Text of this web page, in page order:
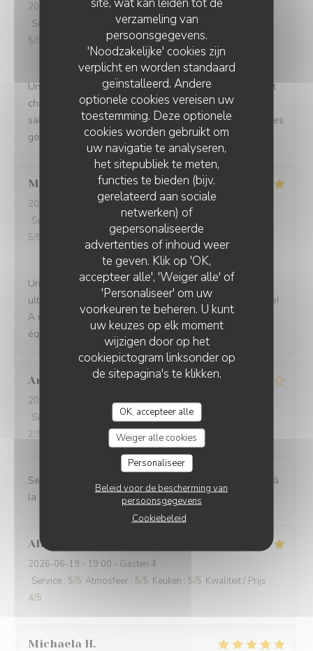
verzameling van
persoonsgegevens.
'Noodzakelijke' cookies zijn
verplicht en worden standaard
geïnstalleerd. Andere
optionele cookies vereisen uw
toestemming. Deze optionele
cookies worden gebruikt om
uw navigatie te analyseren,
het sitepubliek te meten,
functies te bieden (bijv.
gerelateerd aan sociale
netwerken) of
gepersonaliseerde
advertenties of inhoud weer
te geven. Klik op 'OK,
accepteer alle', 'Weiger alle' of
'Personaliseer' om uw
voorkeuren te beheren. U kunt
uw keuzes op elk moment
wijzigen door op het
cookiepictogram linksonder op
de sitepagina's te klikken.
OK, accepteer alle
Weiger alle cookies
Personaliseer
Beleid voor de bescherming van
persoonsgegevens
Cookiebeleid
2026-07-21
- 13:00 - Gasten 2
Service
Atmosfeer:5/5 Keuken: 5 /5
5/5
Une excellente adresse à Fayl Billot. Cadre classique et
chalereux. C'est la famille qui est aux fourneaux et en
salle. Les racines belges se retrouvent deans les recettes
goûteuse et dans la chaleur de l'accueil.
Monika
2026-07-15
- 12:00 - Gasten 2
Service
Atmosfeer: 4/5 Keuken : 5 /5
5/5
Une cuisine très gustative qui rend heureux! Un service
ultra attentionné et professionel! Le Pouilly fuissé classe!
A refaire encore et encore! Merci à cette merveilleuse
équipe!
Arnaud
2026-07-01
- 12:15 - Gasten 2
Service
Atmosfeer:5/5 Keuken:4/5
2/5
Service très bien, le repas était bon mais pas tout à fait à
la hauteur par rapport au tarif
Alfred
2026-06-19 - 19:00 - Gasten 4
Service : 5/5 Atmosfeer : 5/5 Keuken : 5/5 Kwaliteit / Prijs :
4/5
Michaela H